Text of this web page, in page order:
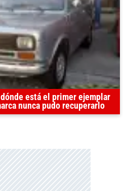
está el primer ejemplar
nunca pudo recuperarlo